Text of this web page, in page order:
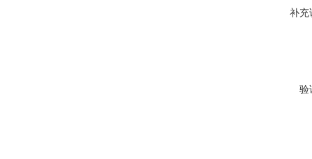
补充
验